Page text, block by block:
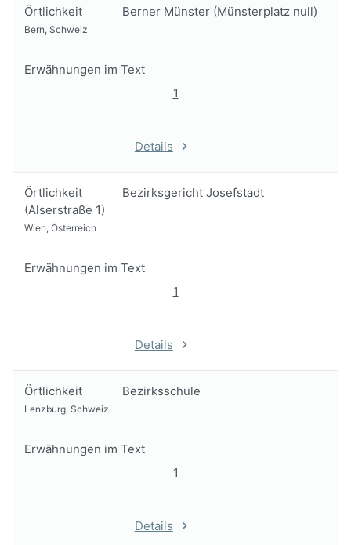
Örtlichkeit Berner Münster (Münsterplatz null)
Bern, Schweiz
Erwähnungen im Text
1
Details
Örtlichkeit
Bezirksgericht Josefstadt
(Alserstraße 1)
Wien, Österreich
Erwähnungen im Text
1
Details
Örtlichkeit Bezirksschule
Lenzburg, Schweiz
Erwähnungen im Text
1
Details